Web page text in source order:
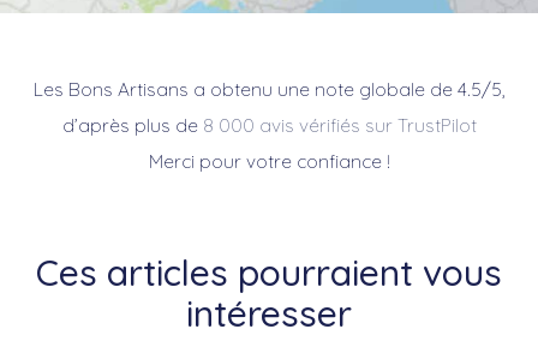
Les Bons Artisans a obtenu une note globale de 4.5/5,
d’après plus de 8 000 avis vérifiés sur TrustPilot
Merci pour votre confiance !
Ces articles pourraient vous
intéresser